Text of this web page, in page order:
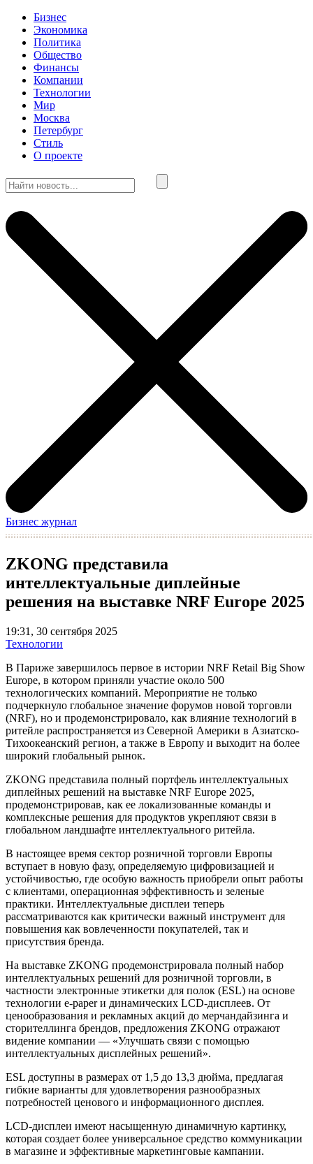
Бизнес
Экономика
Политика
Общество
Финансы
Компании
Технологии
Мир
Москва
Петербург
Стиль
О проекте
Бизнес журнал
ZKONG представила
интеллектуальные диплейные
решения на выставке NRF Europe 2025
19:31, 30 сентября 2025
Технологии
В Париже завершилось первое в истории NRF Retail Big Show
Europe, в котором приняли участие около 500
технологических компаний. Мероприятие не только
подчеркнуло глобальное значение форумов новой торговли
(NRF), но и продемонстрировало, как влияние технологий в
ритейле распространяется из Северной Америки в Азиатско-
Тихоокеанский регион, а также в Европу и выходит на более
широкий глобальный рынок.
ZKONG представила полный портфель интеллектуальных
диплейных решений на выставке NRF Europe 2025,
продемонстрировав, как ее локализованные команды и
комплексные решения для продуктов укрепляют связи в
глобальном ландшафте интеллектуального ритейла.
В настоящее время сектор розничной торговли Европы
вступает в новую фазу, определяемую цифровизацией и
устойчивостью, где особую важность приобрели опыт работы
с клиентами, операционная эффективность и зеленые
практики. Интеллектуальные дисплеи теперь
рассматриваются как критически важный инструмент для
повышения как вовлеченности покупателей, так и
присутствия бренда.
На выставке ZKONG продемонстрировала полный набор
интеллектуальных решений для розничной торговли, в
частности электронные этикетки для полок (ESL) на основе
технологии e-paper и динамических LCD-дисплеев. От
ценообразования и рекламных акций до мерчандайзинга и
сторителлинга брендов, предложения ZKONG отражают
видение компании — «Улучшать связи с помощью
интеллектуальных дисплейных решений».
ESL доступны в размерах от 1,5 до 13,3 дюйма, предлагая
гибкие варианты для удовлетворения разнообразных
потребностей ценового и информационного дисплея.
LCD-дисплеи имеют насыщенную динамичную картинку,
которая создает более универсальное средство коммуникации
в магазине и эффективные маркетинговые кампании.